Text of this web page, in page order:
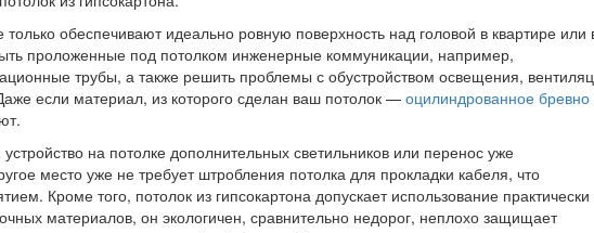
только обеспечивают идеально ровную поверхность над головой в квартире или
проложенные под потолком инженерные коммуникации, например,
трубы, а также решить проблемы с обустройством освещения,
если материал, из которого сделан ваш потолок — оцилиндрованное бревно
на потолке дополнительных светильников или перенос уже
место уже не требует штробления потолка для прокладки кабеля, что
Кроме того, потолок из гипсокартона допускает использование практически
материалов, он экологичен, сравнительно недорог, неплохо защищает